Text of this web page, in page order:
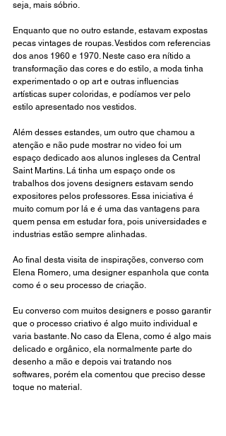
seja, mais sóbrio.
Enquanto que no outro estande, estavam expostas
pecas vintages de roupas. Vestidos com referencias
dos anos 1960 e 1970. Neste caso era nítido a
transformação das cores e do estilo, a moda tinha
experimentado o op art e outras influencias
artísticas super coloridas, e podíamos ver pelo
estilo apresentado nos vestidos.
Além desses estandes, um outro que chamou a
atenção e não pude mostrar no video foi um
espaço dedicado aos alunos ingleses da Central
Saint Martins. Lá tinha um espaço onde os
trabalhos dos jovens designers estavam sendo
expositores pelos professores. Essa iniciativa é
muito comum por lá e é uma das vantagens para
quem pensa em estudar fora, pois universidades e
industrias estão sempre alinhadas.
Ao final desta visita de inspirações, converso com
Elena Romero, uma designer espanhola que conta
como é o seu processo de criação.
Eu converso com muitos designers e posso garantir
que o processo criativo é algo muito individual e
varia bastante. No caso da Elena, como é algo mais
delicado e orgânico, ela normalmente parte do
desenho a mão e depois vai tratando nos
softwares, porém ela comentou que preciso desse
toque no material.